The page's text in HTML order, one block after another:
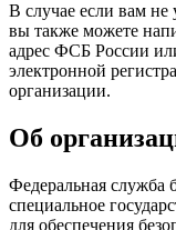
В случае если вам не
вы также можете
адрес ФСБ России
электронной
организации.
Об
Федеральная служба
специальное
для обеспечения